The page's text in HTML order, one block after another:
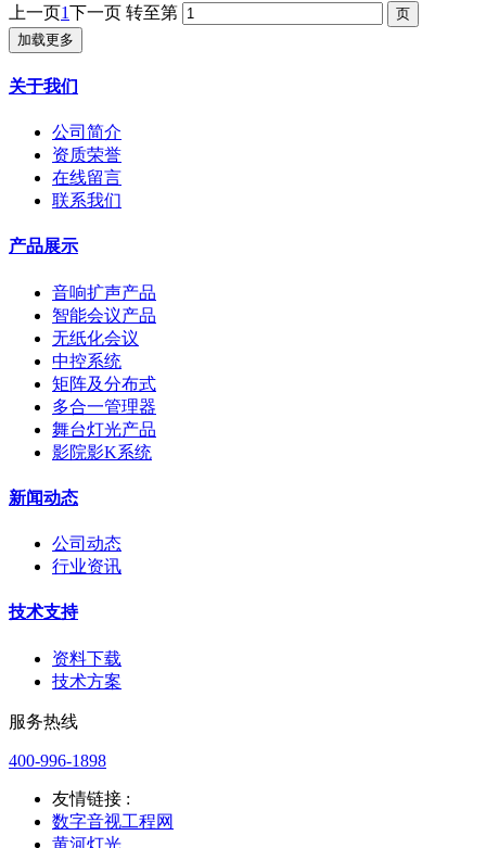
上一页1下一页 转至第
加载更多
关于我们
公司简介
资质荣誉
在线留言
联系我们
产品展示
音响扩声产品
智能会议产品
无纸化会议
中控系统
矩阵及分布式
多合一管理器
舞台灯光产品
影院影K系统
新闻动态
公司动态
行业资讯
技术支持
资料下载
技术方案
服务热线
400-996-1898
友情链接 :
数字音视工程网
黄河灯光